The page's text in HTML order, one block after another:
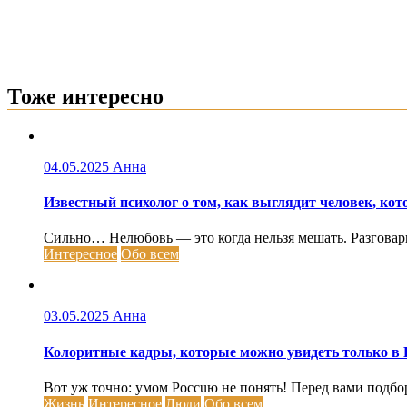
Тоже интересно
04.05.2025 Анна
Известный психолог о том, как выглядит человек,
Сильно… Нелюбовь — это когда нельзя мешать.
Интересное Обо всем
03.05.2025 Анна
Колоритные кадры, которые можно увидеть только в
Вот уж точно: умом Россuю не понять! Перед вами
Жизнь Интересное Люди Обо всем